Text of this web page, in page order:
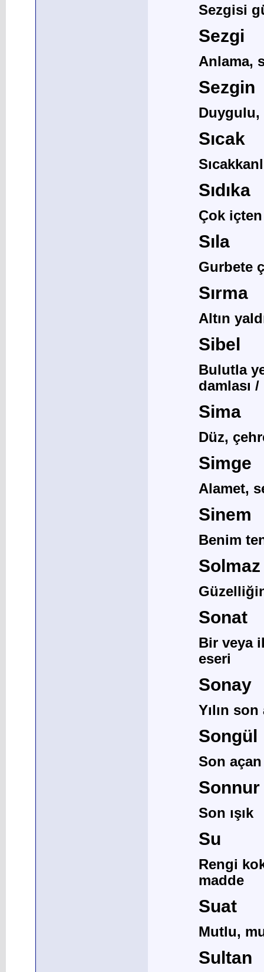
Sezgisi
Sezgi
Anlama,
Sezgin
Duygulu,
Sıcak
Sıdıka
Çok
Sıla
Gurbete
Sırma
Altın
Sibel
Bulutla
damlası
Sima
Düz,
Simge
Alamet,
Sinem
Benim
Solmaz
Sonat
Bir veya
eseri
Sonay
Yılın son
Songül
Son
Sonnur
Son ışık
Su
Rengi
madde
Suat
Mutlu,
Sultan